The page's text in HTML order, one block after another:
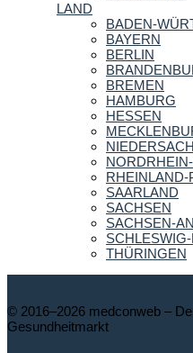
LAND
BADEN-
BAYERN
BERLIN
BREMEN
HAMBURG
HESSEN
RHEINLAND-
SAARLAND
SACHSEN
SACHSEN-
THÜRINGEN
© 2016–2026 medconweb –
Gesundheitmarkt